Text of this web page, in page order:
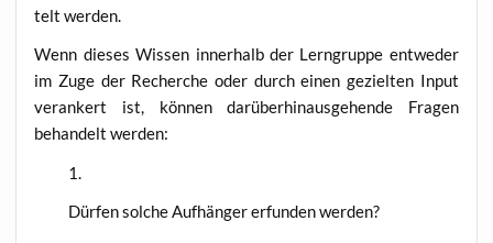
telt werden.
Wenn die­ses Wis­sen inner­halb der Lern­grup­pe ent­we­der
im Zuge der Recher­che oder durch einen geziel­ten Input
ver­an­kert ist, kön­nen dar­über­hin­aus­ge­hen­de Fra­gen
behan­delt werden:
Dür­fen sol­che Auf­hän­ger erfun­den werden?